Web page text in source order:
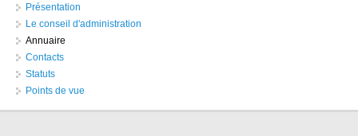
Présentation
Le conseil d'administration
Annuaire
Contacts
Statuts
Points de vue